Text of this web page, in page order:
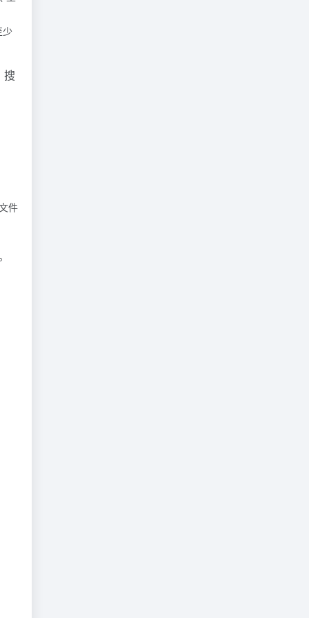
少
搜
件